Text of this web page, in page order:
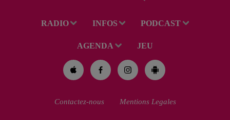
RADIO INFOS PODCAST
AGENDA JEU
Contactez-nous Mentions Legales